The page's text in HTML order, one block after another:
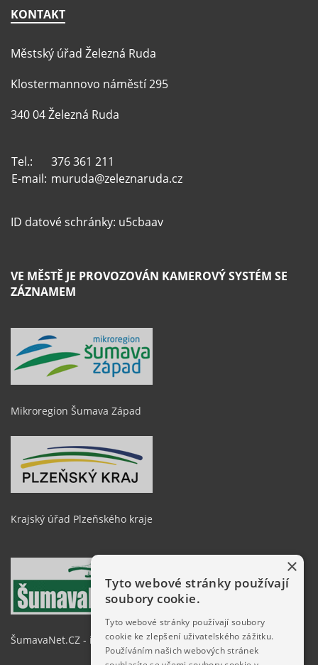
KONTAKT
Městský úřad Železná Ruda
Klostermannovo náměstí 295
340 04 Železná Ruda
Tel.:
376 361 211
E-mail: muruda@zeleznaruda.cz
ID datové schránky: u5cbaav
VE MĚSTĚ JE PROVOZOVÁN KAMEROVÝ SYSTÉM SE
ZÁZNAMEM
Mikroregion Šumava Západ
Krajský úřad Plzeňského kraje
ŠumavaNet.CZ - informace o regionu
×
Tyto webové stránky používají
soubory cookie.
Tyto webové stránky používají soubory
cookie ke zlepšení uživatelského zážitku.
Používáním našich webových stránek